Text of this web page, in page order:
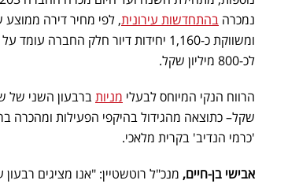
נמכרה בהתחדשות עירונית
לכ-800 מיליון שקל.
הרווח הנקי המיוחס לבעלי מניות
שקל– כתוצאה מהגידול בהיקפי הפעילות ומהכרה
'כרמי הנדיב' בקרית מלאכי.
אבישי בן-חיים,